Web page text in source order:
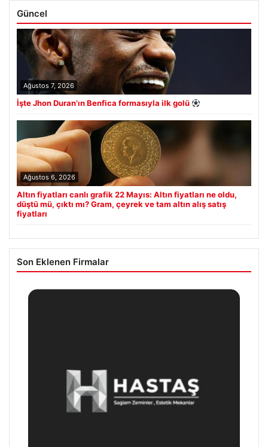
Güncel
Ağustos 7, 2026
İşte Jhon Duran’ın Benfica formasıyla ilk golü
Ağustos 6, 2026
Altın fiyatları canlı grafik 22 Mayıs: Altın fiyatları ne oldu,
düştü mü, çıktı mı? Gram, çeyrek ve tam altın alış satış
fiyatları
Son Eklenen Firmalar